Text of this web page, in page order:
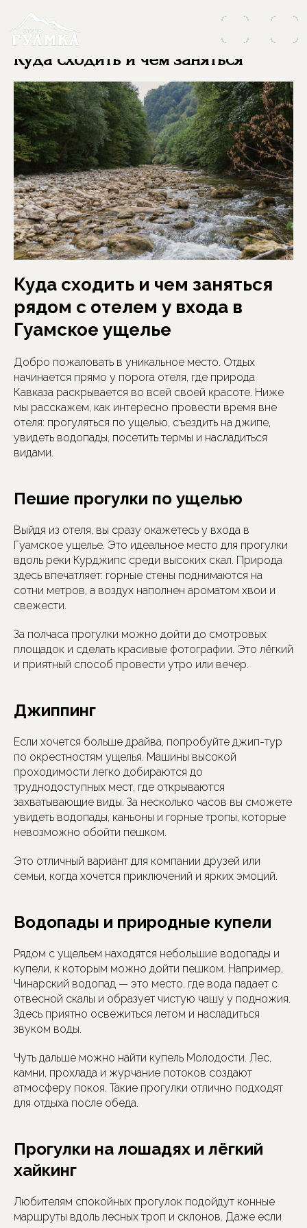
Куда сходить и чем заняться
Куда сходить и чем заняться
рядом с отелем у входа в
Гуамское ущелье
Добро пожаловать в уникальное место. Отдых
начинается прямо у порога отеля, где природа
Кавказа раскрывается во всей своей красоте. Ниже
мы расскажем, как интересно провести время вне
отеля: прогуляться по ущелью, съездить на джипе,
увидеть водопады, посетить термы и насладиться
видами.
Пешие прогулки по ущелью
Выйдя из отеля, вы сразу окажетесь у входа в
Гуамское ущелье. Это идеальное место для прогулки
вдоль реки Курджипс среди высоких скал. Природа
здесь впечатляет: горные стены поднимаются на
сотни метров, а воздух наполнен ароматом хвои и
свежести.
За полчаса прогулки можно дойти до смотровых
площадок и сделать красивые фотографии. Это лёгкий
и приятный способ провести утро или вечер.
Джиппинг
Если хочется больше драйва, попробуйте джип-тур
по окрестностям ущелья. Машины высокой
проходимости легко добираются до
труднодоступных мест, где открываются
захватывающие виды. За несколько часов вы сможете
увидеть водопады, каньоны и горные тропы, которые
невозможно обойти пешком.
Это отличный вариант для компании друзей или
семьи, когда хочется приключений и ярких эмоций.
Водопады и природные купели
Рядом с ущельем находятся небольшие водопады и
купели, к которым можно дойти пешком. Например,
Чинарский водопад — это место, где вода падает с
отвесной скалы и образует чистую чашу у подножия.
Здесь приятно освежиться летом и насладиться
звуком воды.
Чуть дальше можно найти купель Молодости. Лес,
камни, прохлада и журчание потоков создают
атмосферу покоя. Такие прогулки отлично подходят
для отдыха после обеда.
Прогулки на лошадях и лёгкий
хайкинг
Любителям спокойных прогулок подойдут конные
маршруты вдоль лесных троп и склонов. Даже если